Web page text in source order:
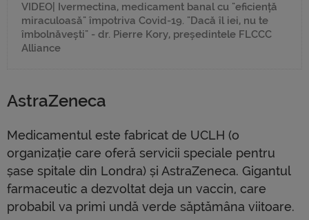
VIDEO| Ivermectina, medicament banal cu "eficiență
miraculoasă" împotriva Covid-19. "Dacă îl iei, nu te
îmbolnăvești" - dr. Pierre Kory, președintele FLCCC
Alliance
AstraZeneca
Medicamentul este fabricat de UCLH (o
organizație care oferă servicii speciale pentru
șase spitale din Londra) și AstraZeneca. Gigantul
farmaceutic a dezvoltat deja un vaccin, care
probabil va primi undă verde săptămâna viitoare.